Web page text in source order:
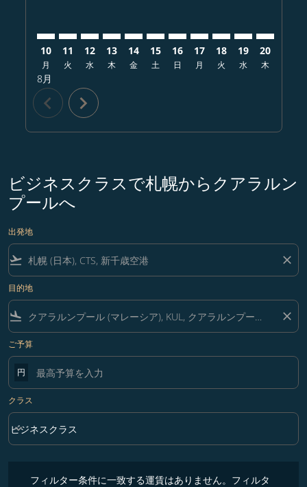
10
月
8月
11
火
12
水
13
木
14
金
15
土
16
日
17
月
18
火
19
水
20
木
chevron_left chevron_right
ビジネスクラスで札幌からクアラルン
プールへ
出発地
flight_takeoff close
目的地
flight_land close
ご予算
円
クラス
クラス option ビジネスクラス Selected
ビジネスクラス
keyboard_arrow_down
フィルター条件に一致する運賃はありません。フィルタ